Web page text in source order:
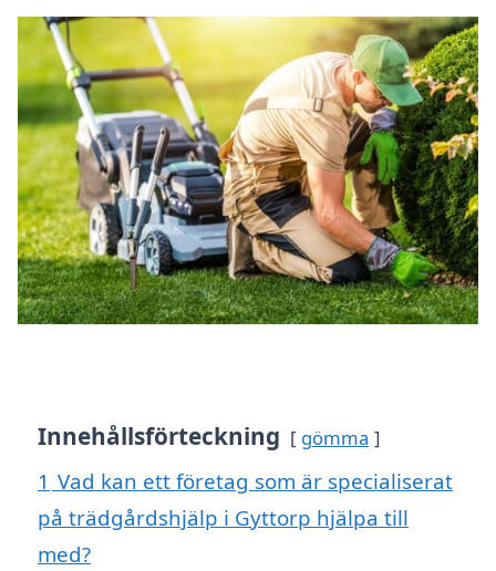
Innehållsförteckning gömma
1 Vad kan ett företag som är specialiserat
på trädgårdshjälp i Gyttorp hjälpa till
med?